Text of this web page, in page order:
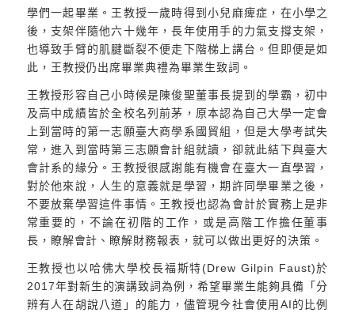
學們一起畢業。王教授一歲時得到小兒麻痺症，在小學之
後，支架伴隨他六十幾年，長年使用手的力氣支撐支架，
也導致手臂的肌腱斷裂不便走下階梯上講台。但即便是如
此，王教授仍出席畢業典禮為畢業生致詞。
王教授形容自己小時候是陳俊聖董事長提到的學霸，初中
及高中成績皆於全校名列前茅，原本認為自己大學一定會
上到當時的第一志願臺大商學系國貿組，但是大學考試失
常，進入到當時第三志願會計組就讀，卻就此結下與臺大
會計系的緣分。王教授很感謝能有機會在臺大一直學習，
對於他來說，人生的意義就是學習，期許同學畢業之後，
不要放棄學習這件事情。王教授也認為會計於實務上是非
常重要的，不論在初階的工作，或是高階工作擔任董事
長，瞭解會計、瞭解財務報表，就可以做出更好的決策。
王教授也以哈佛大學校長福斯特(Drew Gilpin Faust)於
2017年對新生的演講致詞為例，希望畢業生能夠具備「分
辨有人在胡說八道」的能力，儘管現今社會使用AI的比例